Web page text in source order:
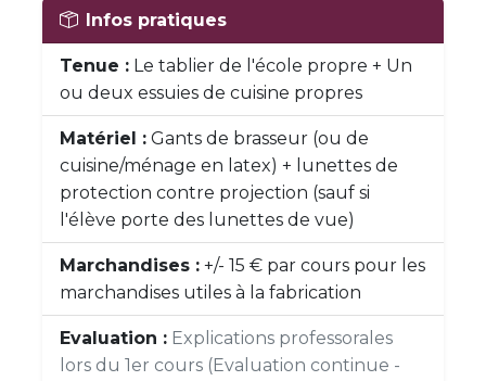
Infos pratiques
Tenue : Le tablier de l'école propre + Un
ou deux essuies de cuisine propres
Matériel : Gants de brasseur (ou de
cuisine/ménage en latex) + lunettes de
protection contre projection (sauf si
l'élève porte des lunettes de vue)
Marchandises : +/- 15 € par cours pour les
marchandises utiles à la fabrication
Evaluation : Explications professorales
lors du 1er cours (Evaluation continue -